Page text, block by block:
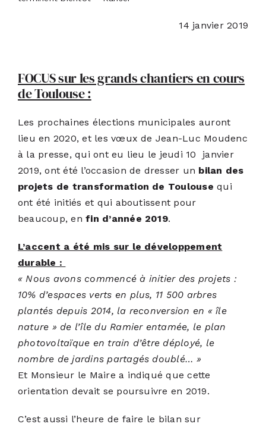
14 janvier 2019
FOCUS sur les grands chantiers en cours
de Toulouse :
Les prochaines élections municipales auront
lieu en 2020, et les vœux de Jean-Luc Moudenc
à la presse, qui ont eu lieu le jeudi 10 janvier
2019, ont été l’occasion de dresser un bilan des
projets de transformation de Toulouse qui
ont été initiés et qui aboutissent pour
beaucoup, enfin d’année 2019.
L’accent a été mis sur le développement
durable :
« Nous avons commencé à initier des projets :
10% d’espaces verts en plus, 11 500 arbres
plantés depuis 2014, la reconversion en « île
nature » de l’île du Ramier entamée, le plan
photovoltaïque en train d’être déployé, le
nombre de jardins partagés doublé… »
Et Monsieur le Maire a indiqué que cette
orientation devait se poursuivre en 2019.
C’est aussi l’heure de faire le bilan sur